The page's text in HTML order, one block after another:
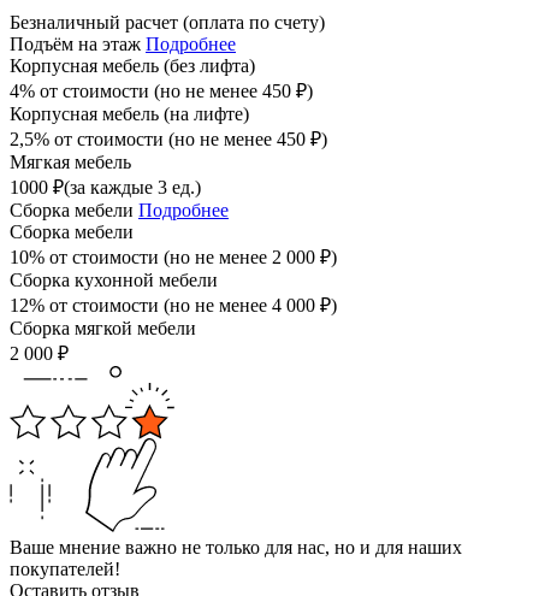
Безналичный расчет (оплата по счету)
Подъём на этаж Подробнее
Корпусная мебель (без лифта)
4% от стоимости (но не менее 450 ₽)
Корпусная мебель (на лифте)
2,5% от стоимости (но не менее 450 ₽)
Мягкая мебель
1000 ₽(за каждые 3 ед.)
Сборка мебели Подробнее
Сборка мебели
10% от стоимости (но не менее 2 000 ₽)
Сборка кухонной мебели
12% от стоимости (но не менее 4 000 ₽)
Сборка мягкой мебели
2 000 ₽
Ваше мнение важно не только для нас, но и для наших
покупателей!
Оставить отзыв